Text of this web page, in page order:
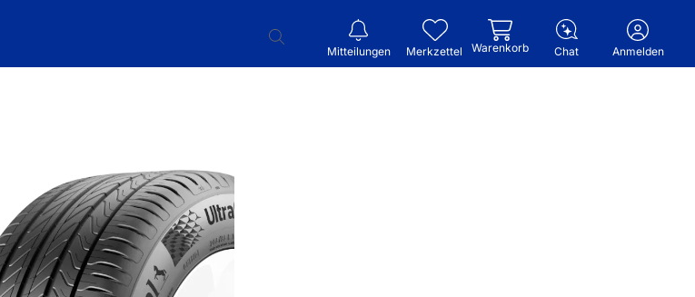
Mitteilungen Merkzettel Warenkorb Chat Anmelden